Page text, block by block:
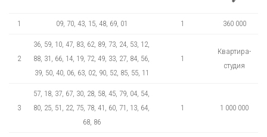
1 09, 70, 43, 15, 48, 69, 01 1 360 000
2
36, 59, 10, 47, 83, 62, 89, 73, 24, 53, 12,
88, 31, 66, 14, 19, 72, 49, 33, 27, 84, 56,
39, 50, 40, 06, 63, 02, 90, 52, 85, 55, 11
1
Квартира-
студия
3
57, 18, 37, 67, 30, 28, 58, 45, 79, 04, 54,
80, 25, 51, 22, 75, 78, 41, 60, 71, 13, 64,
68, 86
1 1 000 000